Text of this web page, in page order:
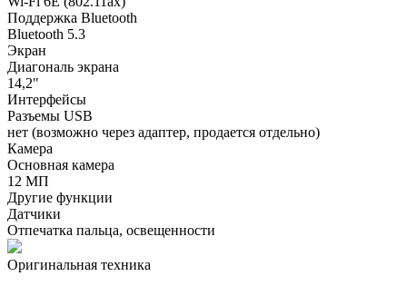
Поддержка Bluetooth
Bluetooth 5.3
Экран
Диагональ экрана
14,2"
Интерфейсы
Разъемы USB
нет (возможно через адаптер, продается отдельно)
Камера
Основная камера
12 МП
Другие функции
Датчики
Отпечатка пальца, освещенности
Оригинальная техника